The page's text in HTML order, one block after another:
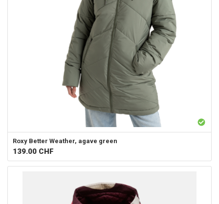
Roxy Better Weather, agave green
139.00 CHF